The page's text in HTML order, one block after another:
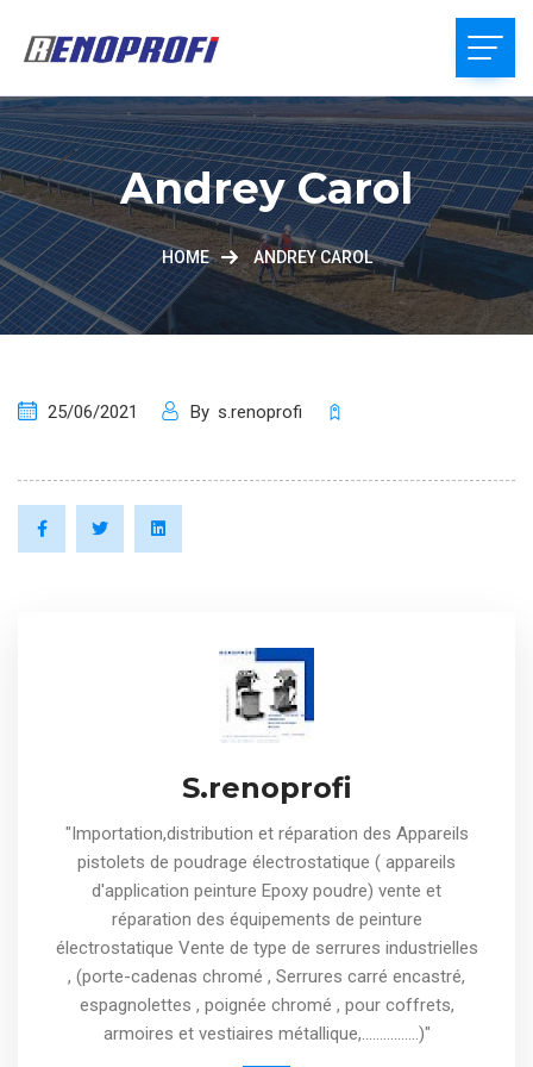
Andrey Carol
HOME ANDREY CAROL
25/06/2021 By s.renoprofi
S.renoprofi
"Importation,distribution et réparation des Appareils
pistolets de poudrage électrostatique ( appareils
d'application peinture Epoxy poudre) vente et
réparation des équipements de peinture
électrostatique Vente de type de serrures industrielles
, (porte-cadenas chromé , Serrures carré encastré,
espagnolettes , poignée chromé , pour coffrets,
armoires et vestiaires métallique,................)"